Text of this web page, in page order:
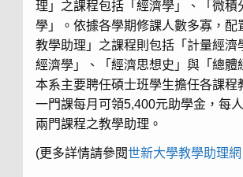
理」之課程包括「經濟學」、「微積
學」。依據各學期修課人數多寡，配
教學助理」之課程則包括「計量經濟
經濟學」、「經濟思想史」與「總體
本系主要聘任碩士班學生擔任各課程
一門課每月可領5,400元助學金，每
兩門課程之教學助理。
(更多詳情請參閱世新大學教學助理網